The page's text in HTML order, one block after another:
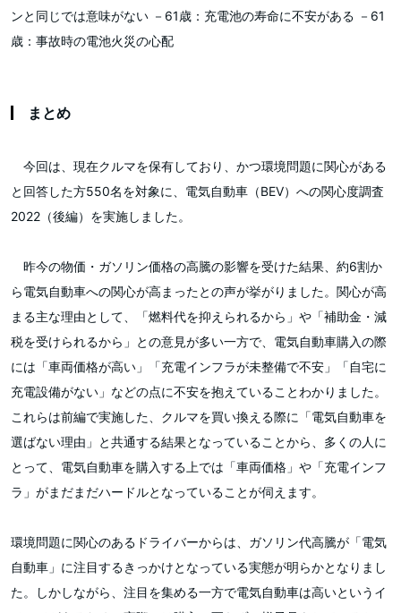
ンと同じでは意味がない －61歳：充電池の寿命に不安がある －61
歳：事故時の電池火災の心配
まとめ
今回は、現在クルマを保有しており、かつ環境問題に関心がある
と回答した方550名を対象に、電気自動車（BEV）への関心度調査
2022（後編）を実施しました。
昨今の物価・ガソリン価格の高騰の影響を受けた結果、約6割か
ら電気自動車への関心が高まったとの声が挙がりました。関心が高
まる主な理由として、「燃料代を抑えられるから」や「補助金・減
税を受けられるから」との意見が多い一方で、電気自動車購入の際
には「車両価格が高い」「充電インフラが未整備で不安」「自宅に
充電設備がない」などの点に不安を抱えていることわかりました。
これらは前編で実施した、クルマを買い換える際に「電気自動車を
選ばない理由」と共通する結果となっていることから、多くの人に
とって、電気自動車を購入する上では「車両価格」や「充電インフ
ラ」がまだまだハードルとなっていることが伺えます。
環境問題に関心のあるドライバーからは、ガソリン代高騰が「電気
自動車」に注目するきっかけとなっている実態が明らかとなりまし
た。しかしながら、注目を集める一方で電気自動車は高いというイ